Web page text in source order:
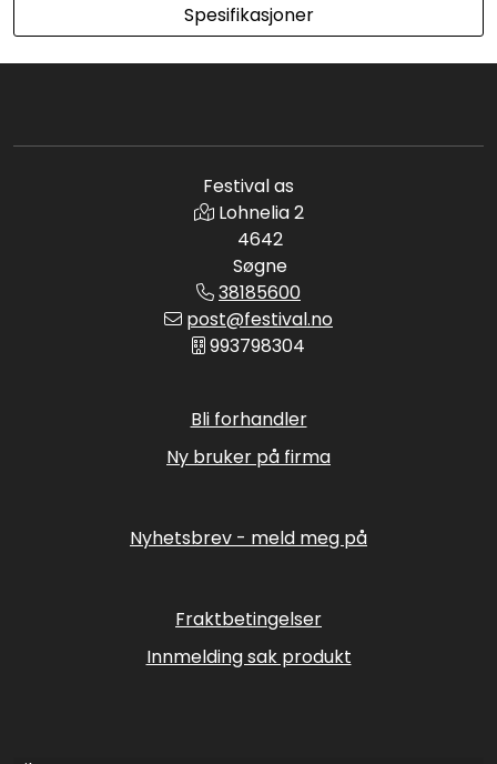
Spesifikasjoner
Festival as
Lohnelia 2
4642
Søgne
38185600
post@festival.no
993798304
Bli forhandler
Ny bruker på firma
Nyhetsbrev - meld meg på
Fraktbetingelser
Innmelding sak produkt